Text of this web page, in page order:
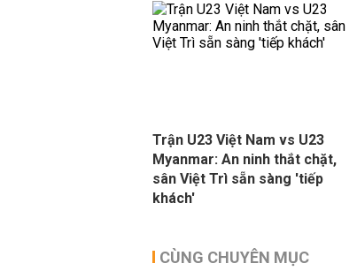
Trận U23 Việt Nam vs U23
Myanmar: An ninh thắt chặt,
sân Việt Trì sẵn sàng 'tiếp
khách'
CÙNG CHUYÊN MỤC